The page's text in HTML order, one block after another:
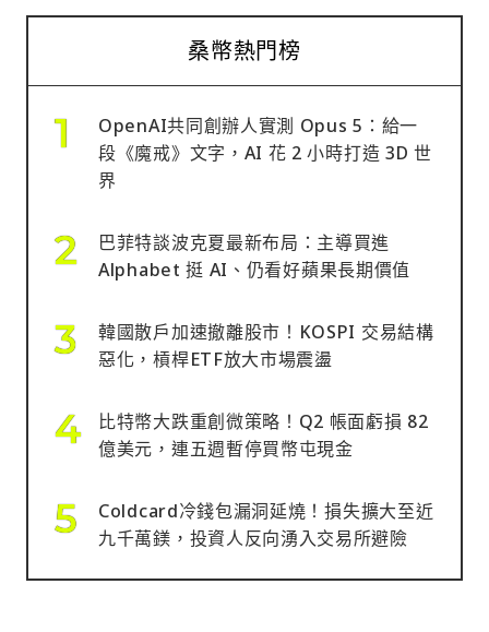
桑幣熱門榜
OpenAI共同創辦人實測 Opus 5：給一
段《魔戒》文字，AI 花 2 小時打造 3D 世
界
巴菲特談波克夏最新布局：主導買進
Alphabet 挺 AI、仍看好蘋果長期價值
韓國散戶加速撤離股市！KOSPI 交易結構
惡化，槓桿ETF放大市場震盪
比特幣大跌重創微策略！Q2 帳面虧損 82
億美元，連五週暫停買幣屯現金
Coldcard冷錢包漏洞延燒！損失擴大至近
九千萬鎂，投資人反向湧入交易所避險